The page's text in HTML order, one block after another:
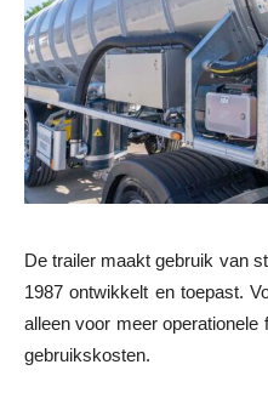
De trailer maakt gebruik van
1987 ontwikkelt en toepast.
alleen voor meer
gebruikskosten.